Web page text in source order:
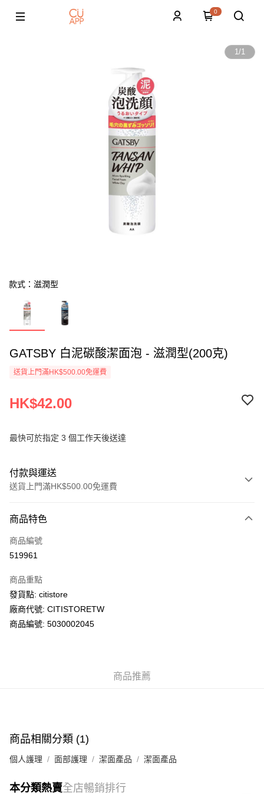
0
1/1
款式：滋潤型
GATSBY 白泥碳酸潔面泡 - 滋潤型(200克)
送貨上門滿HK$500.00免運費
HK$42.00
最快可於指定 3 個工作天後送達
付款與運送
送貨上門滿HK$500.00免運費
信用卡
AlipayHK
WeChat Pay
送貨方式
每筆HK$50.00，滿HK$200.00或以上免運費
UNY 門市自取
商品特色
商品編號
519961
商品重點
發貨點: citistore
廠商代號: CITISTORETW
商品編號: 5030002045
商品推薦
商品相關分類 (1)
個人護理 面部護理 潔面產品 潔面產品
本分類熱賣全店暢銷排行